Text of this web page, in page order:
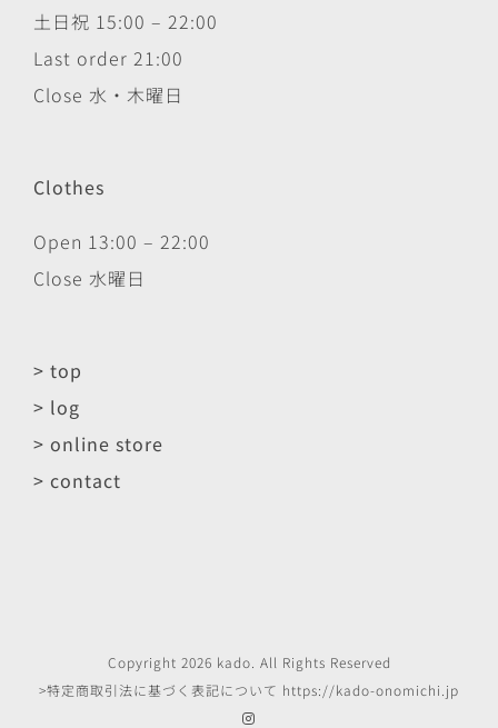
土日祝 15:00 – 22:00
Last order 21:00
Close 水・木曜日
Clothes
Open 13:00 – 22:00
Close 水曜日
> top
> log
> online store
> contact
Copyright 2026 kado . All Rights Reserved
>特定商取引法に基づく表記について https://kado-onomichi.jp